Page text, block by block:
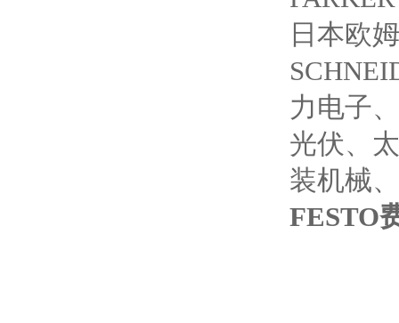
日本欧
力电子
光伏、
装机械
FESTO